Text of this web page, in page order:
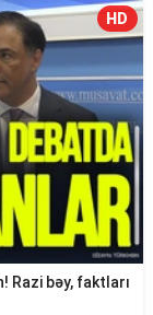
HD
Razi bəy, faktları